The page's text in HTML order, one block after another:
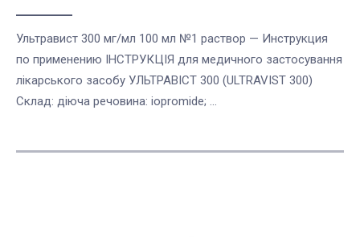
Ультравист 300 мг/мл 100 мл №1 раствор — Инструкция
по применению ІНСТРУКЦІЯ для медичного застосування
лікарського засобу УЛЬТРАВІСТ 300 (ULTRAVIST 300)
Склад: діюча речовина: iopromide; ...